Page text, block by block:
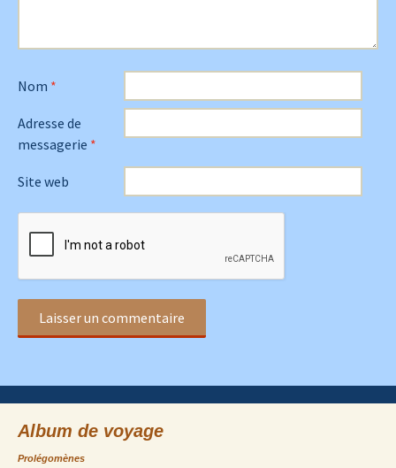
Nom *
Adresse de
messagerie *
Site web
Album de voyage
Prolégomènes